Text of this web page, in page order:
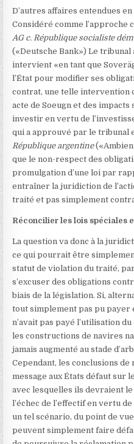
D’autres affaires entendues
Considéré comme l’approche
AG c. République socialiste
(«Deutsche Bank») Le tribunal
intervient «en tant que
l’État pour modifier ses
contrat, une telle intervention
acte de Soeugn et des
investir en vertu de
qui a approuvé par le tribunal
République argentine
que le non-respect des
promulgation d’une loi par
entraîner la juridiction de
traité et pas simplement
Réconcilier les lois spéciales
La question va donc à la
ce qui pourrait être
statut de violation du traité,
s’excuser des obligations
biais de la législation. Si,
tout simplement pas pu payer
n’avait pas payé l’utilisation
les constructions de navires
jamais augmenté au stade
Cependant, les conclusions
message aux États défaut sur
avec lesquelles ils devraient
l’échec de l’effectif en vertu
un tel scénario, du point de
peuvent simplement faire